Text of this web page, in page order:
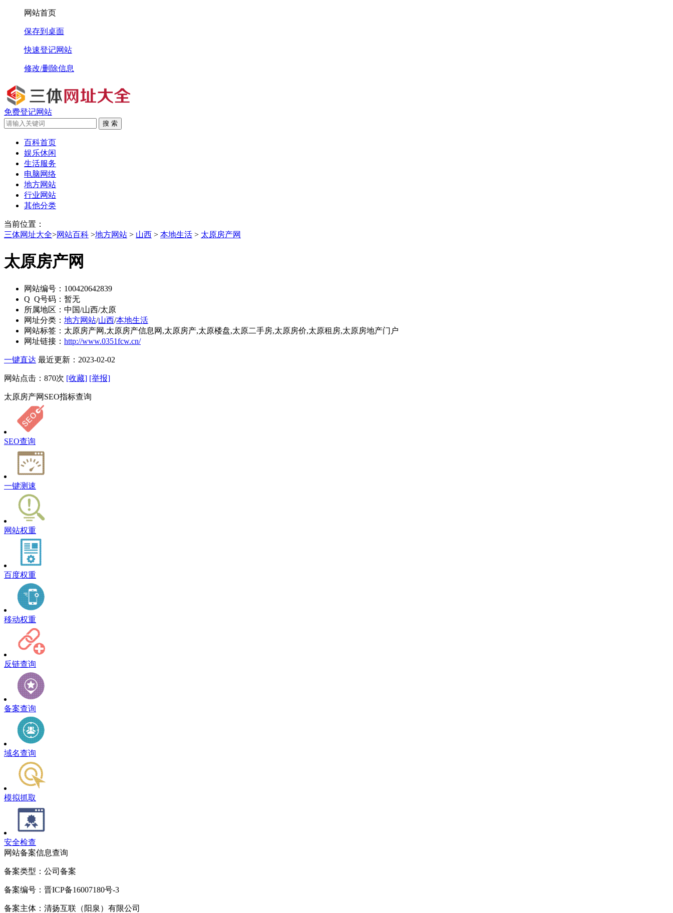
网站首页
保存到桌面
快速登记网站
修改/删除信息
免费登记网站
搜 索
百科首页
娱乐休闲
生活服务
电脑网络
地方网站
行业网站
其他分类
当前位置：
三体网址大全>网站百科 >地方网站 > 山西 > 本地生活 > 太原房产网
太原房产网
网站编号： 100420642839
Q Q号码： 暂无
所属地区： 中国/山西/太原
网址分类： 地方网站/山西/本地生活
网站标签： 太原房产网,太原房产信息网,太原房产,太原楼盘,太原二手房,太原房价,太原租房,太原房地产门户
网址链接： http://www.0351fcw.cn/
一键直达 最近更新：2023-02-02
网站点击： 870次 [收藏] [举报]
太原房产网SEO指标查询
SEO查询
一键测速
网站权重
百度权重
移动权重
反链查询
备案查询
域名查询
模拟抓取
安全检查
网站备案信息查询
备案类型：公司备案
备案编号：晋ICP备16007180号-3
备案主体：清扬互联（阳泉）有限公司